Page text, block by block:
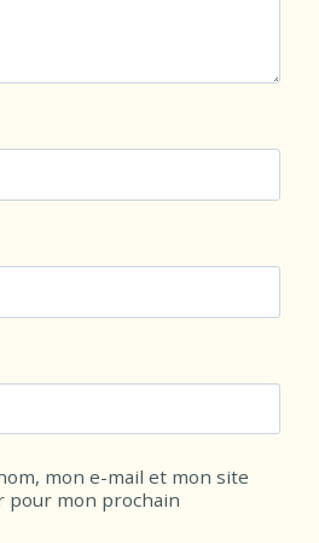
mon e-mail et mon site
pour mon prochain